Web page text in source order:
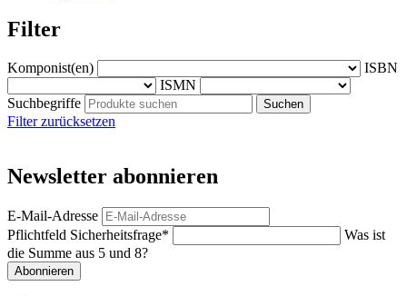
Filter
Komponist(en)
ISBN
ISMN
Suchbegriffe
Filter zurücksetzen
Newsletter abonnieren
E-Mail-Adresse
Pflichtfeld Sicherheitsfrage*
Was ist
die Summe aus 5 und 8?
Abonnieren